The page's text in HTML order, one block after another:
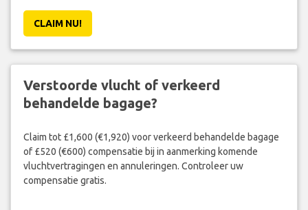
CLAIM NU!
Verstoorde vlucht of verkeerd
behandelde bagage?
Claim tot £1,600 (€1,920) voor verkeerd behandelde bagage
of £520 (€600) compensatie bij in aanmerking komende
vluchtvertragingen en annuleringen. Controleer uw
compensatie gratis.